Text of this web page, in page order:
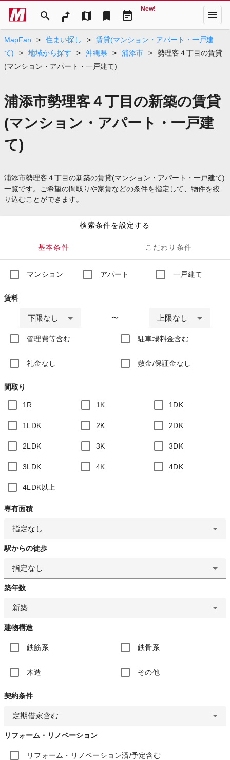
search map bookmark event_note
New! menu
MapFan > 住まい探し >
賃貸(マンション・アパート・一戸建
て)
> 地域から探す > 沖縄県 > 浦添市 >
勢理客４丁目の賃貸
(マンション・アパート・一戸建て)
浦添市勢理客４丁目の新築の賃貸
(マンション・アパート・一戸建
て)
浦添市勢理客４丁目の新築の賃貸(マンション・アパート・一戸建て)
一覧です。ご希望の間取りや家賃などの条件を指定して、物件を絞
り込むことができます。
検索条件を設定する
基本条件 こだわり条件
マンション アパート 一戸建て
賃料
下限なし 〜 上限なし
管理費等含む 駐車場料金含む
礼金なし 敷金/保証金なし
間取り
1R 1K 1DK
1LDK 2K 2DK
2LDK 3K 3DK
3LDK 4K 4DK
4LDK以上
専有面積
指定なし
駅からの徒歩
指定なし
築年数
新築
建物構造
鉄筋系 鉄骨系
木造 その他
契約条件
定期借家含む
リフォーム・リノベーション
リフォーム・リノベーション済/予定含む